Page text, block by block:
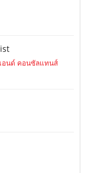
นด์ คอนซัลแทนส์